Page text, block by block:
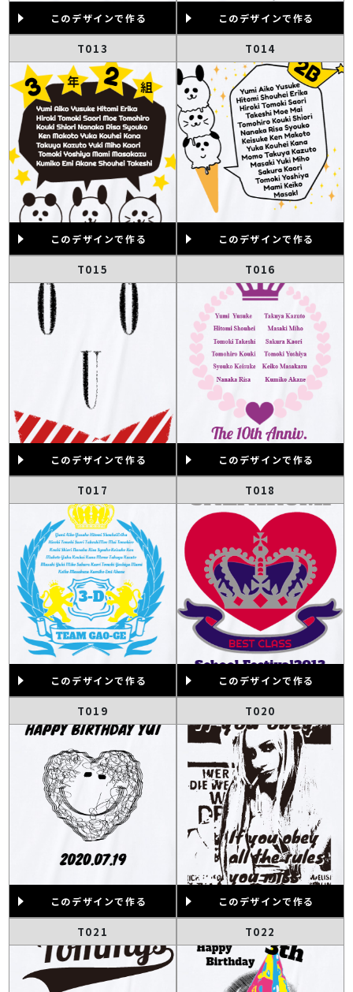
このデザインで作る このデザインで作る
T013
このデザインで作る
T014
このデザインで作る
T015
このデザインで作る
T016
このデザインで作る
T017
このデザインで作る
T018
このデザインで作る
T019
このデザインで作る
T020
このデザインで作る
T021 T022